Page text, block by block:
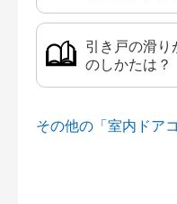
引き戸の滑り
のしかたは？
その他の「室内ドア